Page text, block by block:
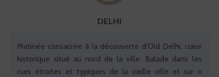
DELHI
Matinée consacrée à la découverte d’Old Delhi, cœur
historique situé au nord de la ville. Balade dans les
rues étroites et typiques de la vieille ville et sur «